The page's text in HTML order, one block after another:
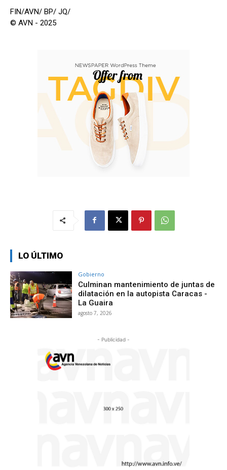
FIN/AVN/ BP/ JQ/
© AVN - 2025
LO ÚLTIMO
Gobierno
Culminan mantenimiento de juntas de
dilatación en la autopista Caracas -
La Guaira
agosto 7, 2026
- Publicidad -